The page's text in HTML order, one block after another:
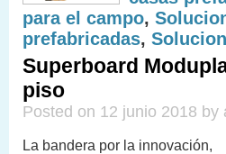
para el campo,
prefabricadas,
Superboard
piso
Posted on 12 junio 2018 by
La bandera por la innovación,